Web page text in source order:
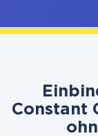
Constant